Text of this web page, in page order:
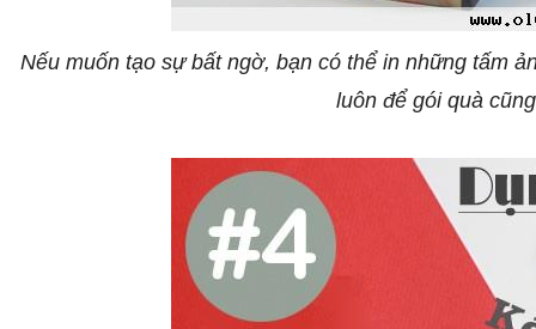
Nếu muốn tạo sự bất ngờ, bạn có thể in những tấm
luôn để gói quà